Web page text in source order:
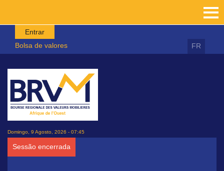
Passar para o conteúdo principal
Entrar
Bolsa de valores
FR
Domingo, 9 Agosto, 2026 - 07:45
Sessão encerrada